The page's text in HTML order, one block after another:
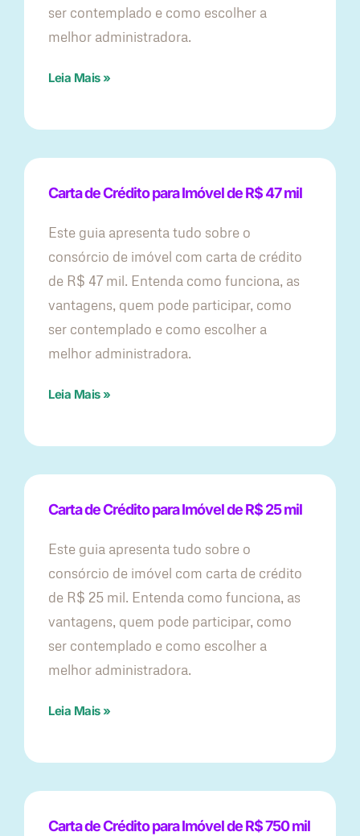
ser contemplado e como escolher a
melhor administradora.
Leia Mais »
Carta de Crédito para Imóvel de R$ 47 mil
Este guia apresenta tudo sobre o
consórcio de imóvel com carta de crédito
de R$ 47 mil. Entenda como funciona, as
vantagens, quem pode participar, como
ser contemplado e como escolher a
melhor administradora.
Leia Mais »
Carta de Crédito para Imóvel de R$ 25 mil
Este guia apresenta tudo sobre o
consórcio de imóvel com carta de crédito
de R$ 25 mil. Entenda como funciona, as
vantagens, quem pode participar, como
ser contemplado e como escolher a
melhor administradora.
Leia Mais »
Carta de Crédito para Imóvel de R$ 750 mil